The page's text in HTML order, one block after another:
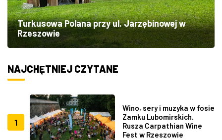
Turkusowa Polana przy ul. Jarzębinowej w
Rzeszowie
NAJCHĘTNIEJ CZYTANE
1
Wino, sery i muzyka w fosie
Zamku Lubomirskich.
Rusza Carpathian Wine
Fest w Rzeszowie